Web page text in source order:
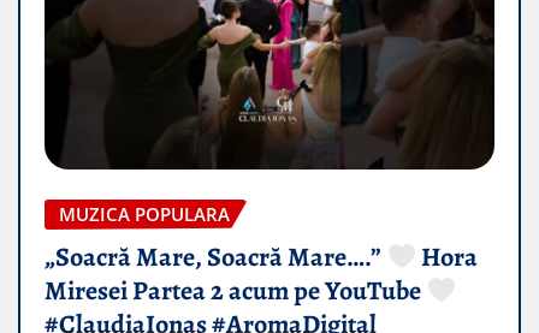
MUZICA POPULARA
„Soacră Mare, Soacră Mare….”
Hora
Miresei Partea 2 acum pe YouTube
#ClaudiaIonas #AromaDigital